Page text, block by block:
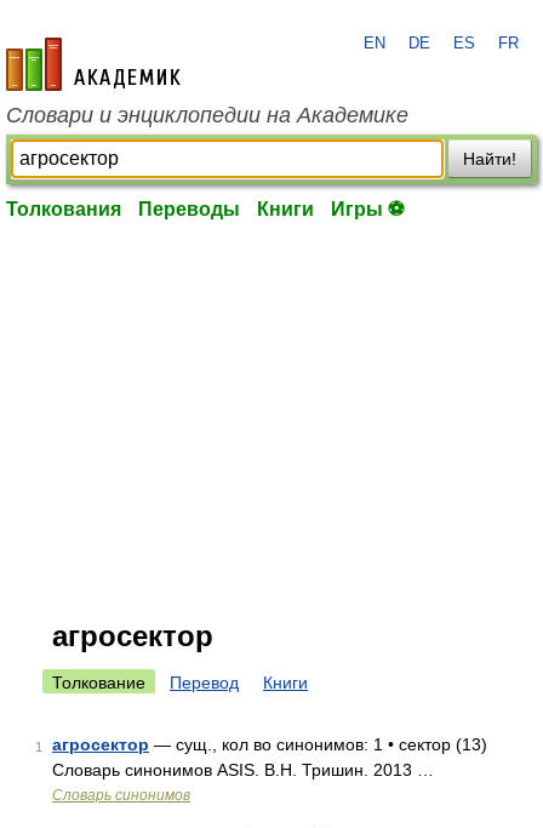
academic.ru
EN DE ES FR
Словари и энциклопедии на Академике
Найти!
Толкования Переводы Книги Игры ⚽
агросектор
Толкование Перевод Книги
1 агросектор — сущ., кол во синонимов: 1 • сектор (13)
Словарь синонимов ASIS. В.Н. Тришин. 2013 …
Словарь синонимов